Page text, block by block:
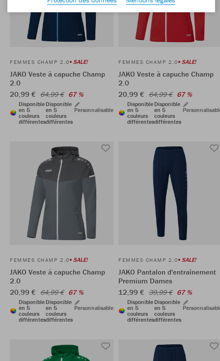
FEMMES CHAMP 2.0 SALE!
JAKO Veste à capuche Champ
2.0
20,99 € 64,99 € 67 %
Disponible
en 5
couleurs
différentes
Disponible
en 5
couleurs
différentes
Personnalisable
FEMMES CHAMP 2.0 SALE!
JAKO Veste à capuche Champ
2.0
20,99 € 64,99 € 67 %
Disponible
en 5
couleurs
différentes
Disponible
en 5
couleurs
différentes
FEMMES CHAMP 2.0 SALE!
JAKO Veste à capuche Champ
2.0
20,99 € 64,99 € 67 %
Disponible
en 5
couleurs
différentes
Disponible
en 5
couleurs
différentes
Personnalisable
FEMMES CHAMP 2.0 SALE!
JAKO Pantalon d'entraînement
Premium Dames
12,99 € 39,99 € 67 %
Disponible
en 5
couleurs
différentes
Disponible
en 5
couleurs
différentes